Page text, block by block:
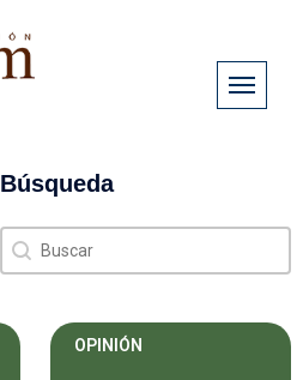
Búsqueda
Búsqueda
Búsqueda
OPINIÓN